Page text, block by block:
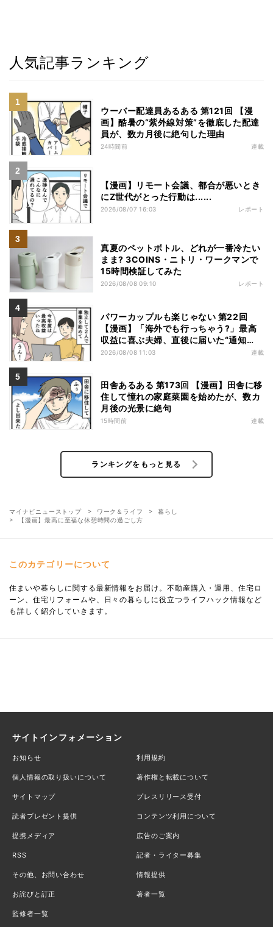
人気記事ランキング
ウーバー配達員あるある 第121回 【漫
画】酷暑の“紫外線対策”を徹底した配達
員が、数カ月後に絶句した理由
24時間前 連載
【漫画】リモート会議、都合が悪いとき
にZ世代がとった行動は......
2026/08/07 16:03 レポート
真夏のペットボトル、どれが一番冷たい
まま? 3COINS・ニトリ・ワークマンで
15時間検証してみた
2026/08/08 09:10 レポート
パワーカップルも楽じゃない 第22回
【漫画】「海外でも行っちゃう?」最高
収益に喜ぶ夫婦、直後に届いた“通知
書”で現実に戻された
2026/08/08 11:03 連載
田舎あるある 第173回 【漫画】田舎に移
住して憧れの家庭菜園を始めたが、数カ
月後の光景に絶句
15時間前 連載
ランキングをもっと見る
マイナビニューストップ ワーク＆ライフ
暮らし
【漫画】最高に至福な休憩時間の過ごし方
このカテゴリーについて
住まいや暮らしに関する最新情報をお届け。不動産購入・運用、住宅ロ
ーン、住宅リフォームや、日々の暮らしに役立つライフハック情報など
も詳しく紹介していきます。
サイトインフォメーション
お知らせ 利用規約
個人情報の取り扱いについて 著作権と転載について
サイトマップ プレスリリース受付
読者プレゼント提供 コンテンツ利用について
提携メディア 広告のご案内
RSS 記者・ライター募集
その他、お問い合わせ 情報提供
お詫びと訂正 著者一覧
監修者一覧